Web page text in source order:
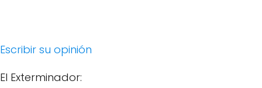
Escribir su opinión
El Exterminador: